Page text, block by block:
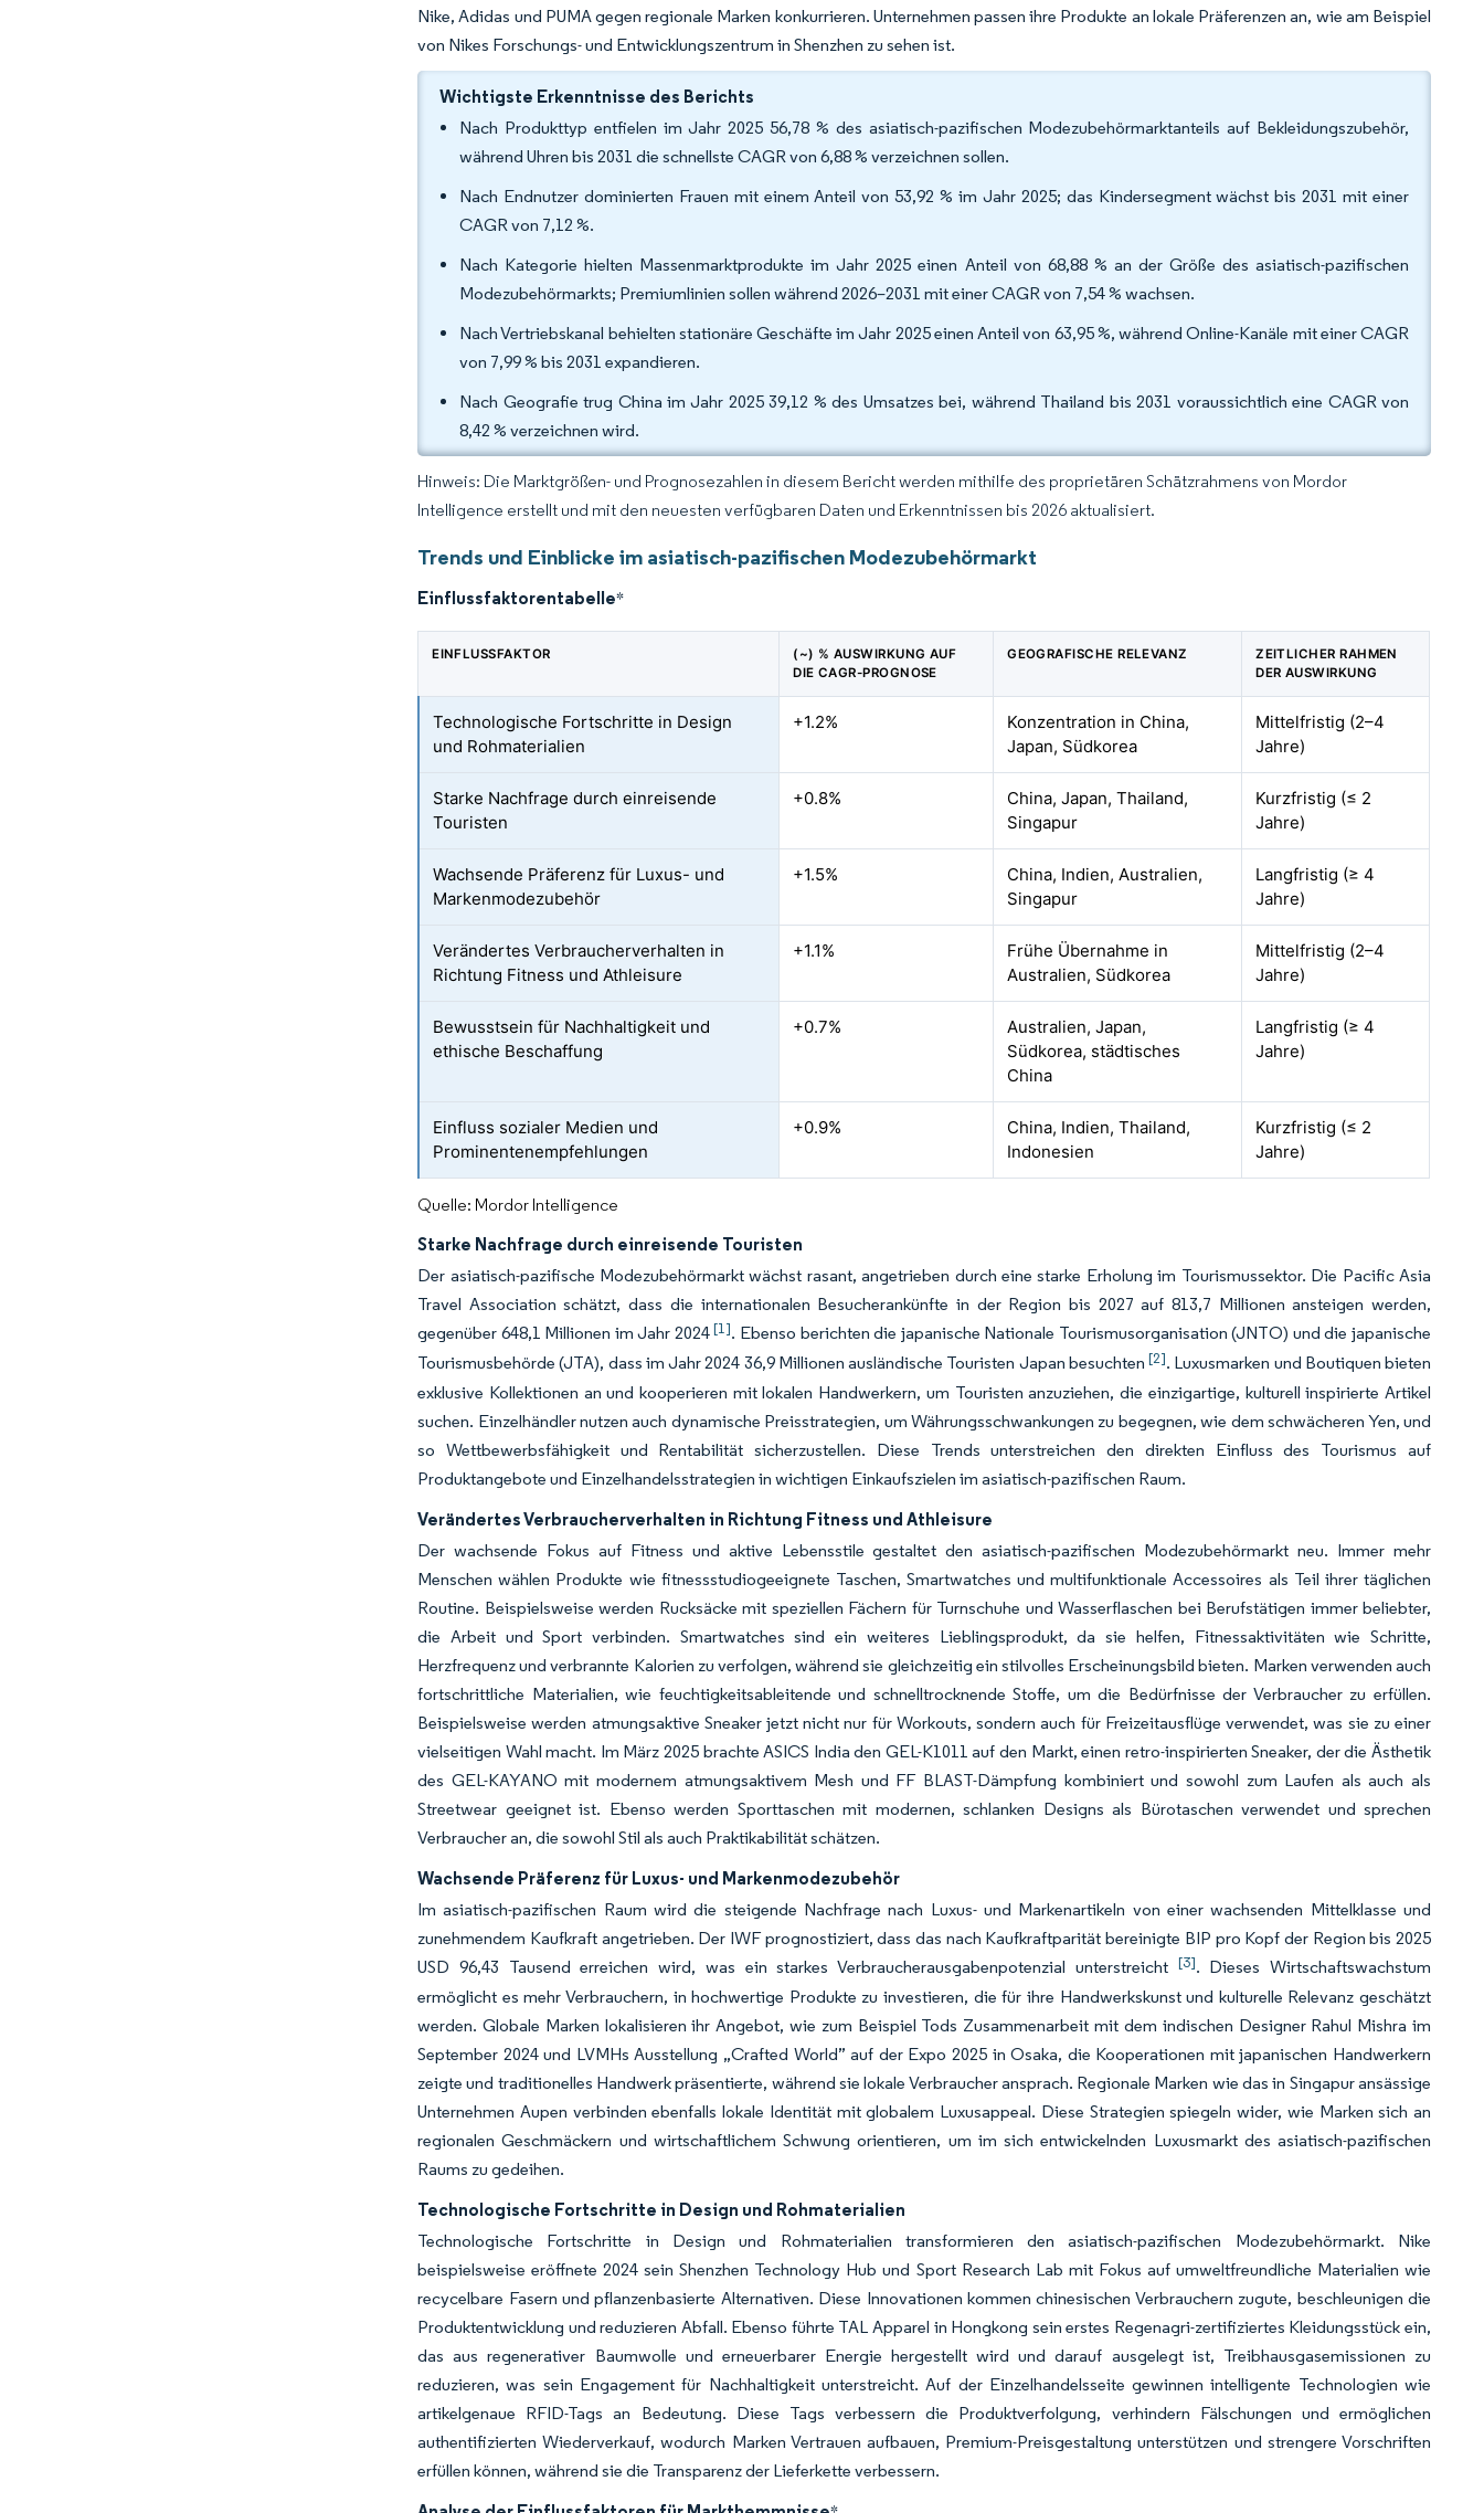
Nike, Adidas und PUMA gegen regionale Marken konkurrieren. Unternehmen passen ihre Produkte an lokale Präferenzen an, wie am Beispiel
von Nikes Forschungs- und Entwicklungszentrum in Shenzhen zu sehen ist.
Wichtigste Erkenntnisse des Berichts
Nach Produkttyp entfielen im Jahr 2025 56,78 % des asiatisch-pazifischen Modezubehörmarktanteils auf Bekleidungszubehör,
während Uhren bis 2031 die schnellste CAGR von 6,88 % verzeichnen sollen.
Nach Endnutzer dominierten Frauen mit einem Anteil von 53,92 % im Jahr 2025; das Kindersegment wächst bis 2031 mit einer
CAGR von 7,12 %.
Nach Kategorie hielten Massenmarktprodukte im Jahr 2025 einen Anteil von 68,88 % an der Größe des asiatisch-pazifischen
Modezubehörmarkts; Premiumlinien sollen während 2026–2031 mit einer CAGR von 7,54 % wachsen.
Nach Vertriebskanal behielten stationäre Geschäfte im Jahr 2025 einen Anteil von 63,95 %, während Online-Kanäle mit einer CAGR
von 7,99 % bis 2031 expandieren.
Nach Geografie trug China im Jahr 2025 39,12 % des Umsatzes bei, während Thailand bis 2031 voraussichtlich eine CAGR von
8,42 % verzeichnen wird.
Hinweis: Die Marktgrößen- und Prognosezahlen in diesem Bericht werden mithilfe des proprietären Schätzrahmens von Mordor
Intelligence erstellt und mit den neuesten verfügbaren Daten und Erkenntnissen bis 2026 aktualisiert.
Trends und Einblicke im asiatisch-pazifischen Modezubehörmarkt
Einflussfaktorentabelle*
EINFLUSSFAKTOR
(~) % AUSWIRKUNG AUF
DIE CAGR-PROGNOSE
GEOGRAFISCHE RELEVANZ
ZEITLICHER RAHMEN
DER AUSWIRKUNG
Technologische Fortschritte in Design
und Rohmaterialien
+1.2%
Konzentration in China,
Japan, Südkorea
Mittelfristig (2–4
Jahre)
Starke Nachfrage durch einreisende
Touristen
+0.8%
China, Japan, Thailand,
Singapur
Kurzfristig (≤ 2
Jahre)
Wachsende Präferenz für Luxus- und
Markenmodezubehör
+1.5%
China, Indien, Australien,
Singapur
Langfristig (≥ 4
Jahre)
Verändertes Verbraucherverhalten in
Richtung Fitness und Athleisure
+1.1%
Frühe Übernahme in
Australien, Südkorea
Mittelfristig (2–4
Jahre)
Bewusstsein für Nachhaltigkeit und
ethische Beschaffung
+0.7%
Australien, Japan,
Südkorea, städtisches
China
Langfristig (≥ 4
Jahre)
Einfluss sozialer Medien und
Prominentenempfehlungen
+0.9%
China, Indien, Thailand,
Indonesien
Kurzfristig (≤ 2
Jahre)
Quelle: Mordor Intelligence
Starke Nachfrage durch einreisende Touristen
Der asiatisch-pazifische Modezubehörmarkt wächst rasant, angetrieben durch eine starke Erholung im Tourismussektor. Die Pacific Asia
Travel Association schätzt, dass die internationalen Besucherankünfte in der Region bis 2027 auf 813,7 Millionen ansteigen werden,
gegenüber 648,1 Millionen im Jahr 2024[1]. Ebenso berichten die japanische Nationale Tourismusorganisation (JNTO) und die japanische
Tourismusbehörde (JTA), dass im Jahr 2024 36,9 Millionen ausländische Touristen Japan besuchten[2]. Luxusmarken und Boutiquen bieten
exklusive Kollektionen an und kooperieren mit lokalen Handwerkern, um Touristen anzuziehen, die einzigartige, kulturell inspirierte Artikel
suchen. Einzelhändler nutzen auch dynamische Preisstrategien, um Währungsschwankungen zu begegnen, wie dem schwächeren Yen, und
so Wettbewerbsfähigkeit und Rentabilität sicherzustellen. Diese Trends unterstreichen den direkten Einfluss des Tourismus auf
Produktangebote und Einzelhandelsstrategien in wichtigen Einkaufszielen im asiatisch-pazifischen Raum.
Verändertes Verbraucherverhalten in Richtung Fitness und Athleisure
Der wachsende Fokus auf Fitness und aktive Lebensstile gestaltet den asiatisch-pazifischen Modezubehörmarkt neu. Immer mehr
Menschen wählen Produkte wie fitnessstudiogeeignete Taschen, Smartwatches und multifunktionale Accessoires als Teil ihrer täglichen
Routine. Beispielsweise werden Rucksäcke mit speziellen Fächern für Turnschuhe und Wasserflaschen bei Berufstätigen immer beliebter,
die Arbeit und Sport verbinden. Smartwatches sind ein weiteres Lieblingsprodukt, da sie helfen, Fitnessaktivitäten wie Schritte,
Herzfrequenz und verbrannte Kalorien zu verfolgen, während sie gleichzeitig ein stilvolles Erscheinungsbild bieten. Marken verwenden auch
fortschrittliche Materialien, wie feuchtigkeitsableitende und schnelltrocknende Stoffe, um die Bedürfnisse der Verbraucher zu erfüllen.
Beispielsweise werden atmungsaktive Sneaker jetzt nicht nur für Workouts, sondern auch für Freizeitausflüge verwendet, was sie zu einer
vielseitigen Wahl macht. Im März 2025 brachte ASICS India den GEL-K1011 auf den Markt, einen retro-inspirierten Sneaker, der die Ästhetik
des GEL-KAYANO mit modernem atmungsaktivem Mesh und FF BLAST-Dämpfung kombiniert und sowohl zum Laufen als auch als
Streetwear geeignet ist. Ebenso werden Sporttaschen mit modernen, schlanken Designs als Bürotaschen verwendet und sprechen
Verbraucher an, die sowohl Stil als auch Praktikabilität schätzen.
Wachsende Präferenz für Luxus- und Markenmodezubehör
Im asiatisch-pazifischen Raum wird die steigende Nachfrage nach Luxus- und Markenartikeln von einer wachsenden Mittelklasse und
zunehmendem Kaufkraft angetrieben. Der IWF prognostiziert, dass das nach Kaufkraftparität bereinigte BIP pro Kopf der Region bis 2025
USD 96,43 Tausend erreichen wird, was ein starkes Verbraucherausgabenpotenzial unterstreicht [3]. Dieses Wirtschaftswachstum
ermöglicht es mehr Verbrauchern, in hochwertige Produkte zu investieren, die für ihre Handwerkskunst und kulturelle Relevanz geschätzt
werden. Globale Marken lokalisieren ihr Angebot, wie zum Beispiel Tods Zusammenarbeit mit dem indischen Designer Rahul Mishra im
September 2024 und LVMHs Ausstellung „Crafted World” auf der Expo 2025 in Osaka, die Kooperationen mit japanischen Handwerkern
zeigte und traditionelles Handwerk präsentierte, während sie lokale Verbraucher ansprach. Regionale Marken wie das in Singapur ansässige
Unternehmen Aupen verbinden ebenfalls lokale Identität mit globalem Luxusappeal. Diese Strategien spiegeln wider, wie Marken sich an
regionalen Geschmäckern und wirtschaftlichem Schwung orientieren, um im sich entwickelnden Luxusmarkt des asiatisch-pazifischen
Raums zu gedeihen.
Technologische Fortschritte in Design und Rohmaterialien
Technologische Fortschritte in Design und Rohmaterialien transformieren den asiatisch-pazifischen Modezubehörmarkt. Nike
beispielsweise eröffnete 2024 sein Shenzhen Technology Hub und Sport Research Lab mit Fokus auf umweltfreundliche Materialien wie
recycelbare Fasern und pflanzenbasierte Alternativen. Diese Innovationen kommen chinesischen Verbrauchern zugute, beschleunigen die
Produktentwicklung und reduzieren Abfall. Ebenso führte TAL Apparel in Hongkong sein erstes Regenagri-zertifiziertes Kleidungsstück ein,
das aus regenerativer Baumwolle und erneuerbarer Energie hergestellt wird und darauf ausgelegt ist, Treibhausgasemissionen zu
reduzieren, was sein Engagement für Nachhaltigkeit unterstreicht. Auf der Einzelhandelsseite gewinnen intelligente Technologien wie
artikelgenaue RFID-Tags an Bedeutung. Diese Tags verbessern die Produktverfolgung, verhindern Fälschungen und ermöglichen
authentifizierten Wiederverkauf, wodurch Marken Vertrauen aufbauen, Premium-Preisgestaltung unterstützen und strengere Vorschriften
erfüllen können, während sie die Transparenz der Lieferkette verbessern.